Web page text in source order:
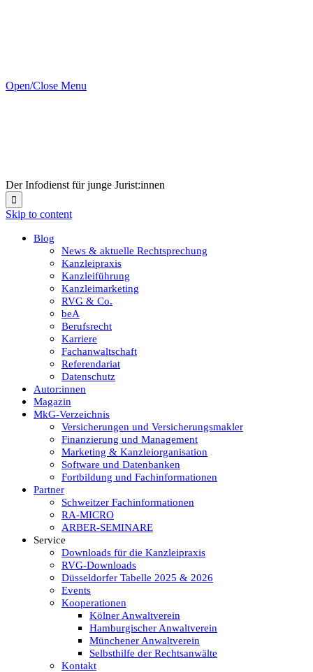
Open/Close Menu
Der Infodienst für junge Jurist:innen

Skip to content
Blog
News & aktuelle Rechtsprechung
Kanzleipraxis
Kanzleiführung
Kanzleimarketing
RVG & Co.
beA
Berufsrecht
Karriere
Fachanwaltschaft
Referendariat
Datenschutz
Autor:innen
Magazin
MkG-Verzeichnis
Versicherungen und Versicherungsmakler
Finanzierung und Management
Marketing & Kanzleiorganisation
Software und Datenbanken
Fortbildung und Fachinformationen
Partner
Schweitzer Fachinformationen
RA-MICRO
ARBER-SEMINARE
Service
Downloads für die Kanzleipraxis
RVG-Downloads
Düsseldorfer Tabelle 2025 & 2026
Events
Kooperationen
Kölner Anwaltverein
Hamburgischer Anwaltverein
Münchener Anwaltverein
Selbsthilfe der Rechtsanwälte
Kontakt